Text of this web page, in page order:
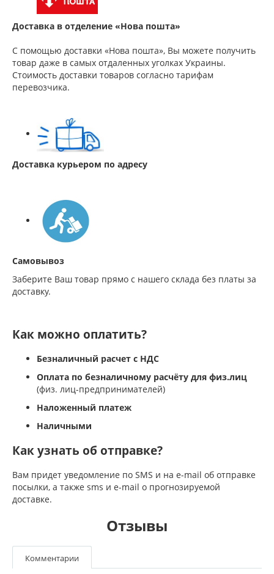
Доставка в отделение «Нова пошта»
С помощью доставки «Нова пошта», Вы можете получить
товар даже в самых отдаленных уголках Украины.
Стоимость доставки товаров согласно тарифам
перевозчика.
Доставка курьером по адресу
Самовывоз
Заберите Ваш товар прямо с нашего склада без платы за
доставку.
Как можно оплатить?
Безналичный расчет с НДС
Оплата по безналичному расчёту для физ.лиц
(физ. лиц-предпринимателей)
Наложенный платеж
Наличными
Как узнать об отправке?
Вам придет уведомление по SMS и на e-mail об отправке
посылки, а также sms и e-mail о прогнозируемой
доставке.
Отзывы
Комментарии